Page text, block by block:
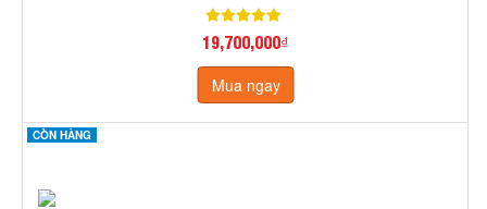
19,700,000₫
Mua ngay
CÒN HÀNG